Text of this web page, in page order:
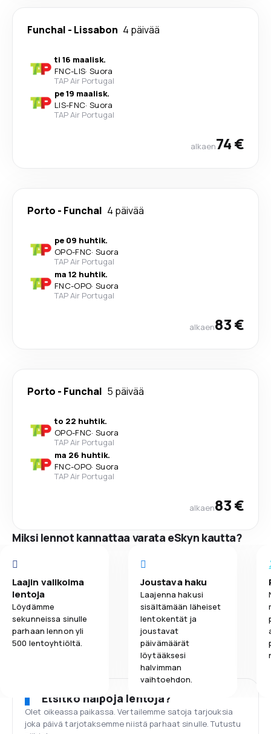
Funchal - Lissabon 4 päivää
ti 16 maalisk.
FNC-LIS· Suora
TAP Air Portugal
pe 19 maalisk.
LIS-FNC· Suora
TAP Air Portugal
alkaen74 €
Porto - Funchal 4 päivää
pe 09 huhtik.
OPO-FNC· Suora
TAP Air Portugal
ma 12 huhtik.
FNC-OPO· Suora
TAP Air Portugal
alkaen83 €
Porto - Funchal 5 päivää
to 22 huhtik.
OPO-FNC· Suora
TAP Air Portugal
ma 26 huhtik.
FNC-OPO· Suora
TAP Air Portugal
alkaen83 €
Miksi lennot kannattaa varata eSkyn kautta?
Laajin valikoima
lentoja
Löydämme
sekunneissa sinulle
parhaan lennon yli
500 lentoyhtiöltä.
Joustava haku
Laajenna hakusi
sisältämään läheiset
lentokentät ja
joustavat
päivämäärät
löytääksesi
halvimman
vaihtoehdon.
Etsitkö halpoja lentoja?
Olet oikeassa paikassa. Vertailemme satoja tarjouksia
joka päivä tarjotaksemme niistä parhaat sinulle. Tutustu